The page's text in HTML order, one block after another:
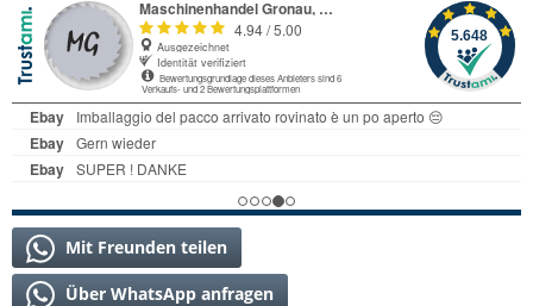
Mit Freunden teilen
Über WhatsApp anfragen